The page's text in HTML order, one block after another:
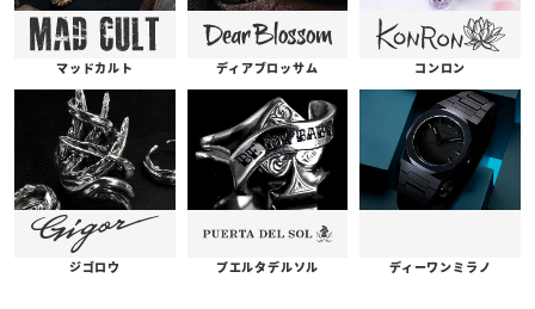
マッドカルト ディアブロッサム コンロン
ジゴロウ プエルタデルソル ディーワンミラノ